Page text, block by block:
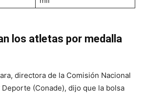
los atletas por medalla
directora de la Comisión Nacional
(Conade), dijo que la bolsa